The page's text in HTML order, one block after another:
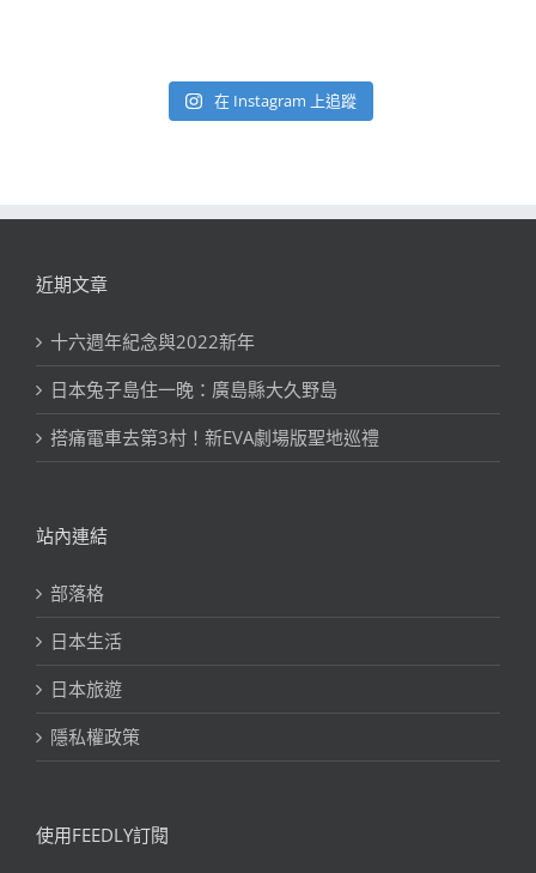
在 Instagram 上追蹤
近期文章
十六週年紀念與2022新年
日本兔子島住一晚：廣島縣大久野島
搭痛電車去第3村！新EVA劇場版聖地巡禮
站內連結
部落格
日本生活
日本旅遊
隱私權政策
使用FEEDLY訂閱